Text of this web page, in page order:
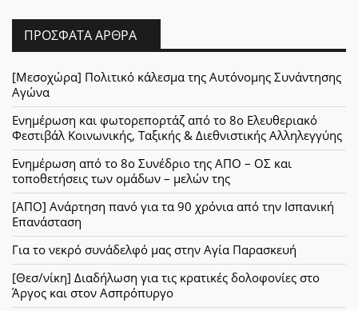
ΠΡΌΣΦΑΤΑ ΆΡΘΡΑ
[Μεσοχώρα] Πολιτικό κάλεσμα της Αυτόνομης Συνάντησης
Αγώνα
Ενημέρωση και φωτορεπορτάζ από το 8ο Ελευθεριακό
Φεστιβάλ Κοινωνικής, Ταξικής & Διεθνιστικής Αλληλεγγύης
Ενημέρωση από το 8ο Συνέδριο της ΑΠΟ – ΟΣ και
τοποθετήσεις των ομάδων – μελών της
[ΑΠΟ] Ανάρτηση πανό για τα 90 χρόνια από την Ισπανική
Επανάσταση
Για το νεκρό συνάδελφό μας στην Αγία Παρασκευή
[Θεσ/νίκη] Διαδήλωση για τις κρατικές δολοφονίες στο
Άργος και στον Ασπρόπυργο